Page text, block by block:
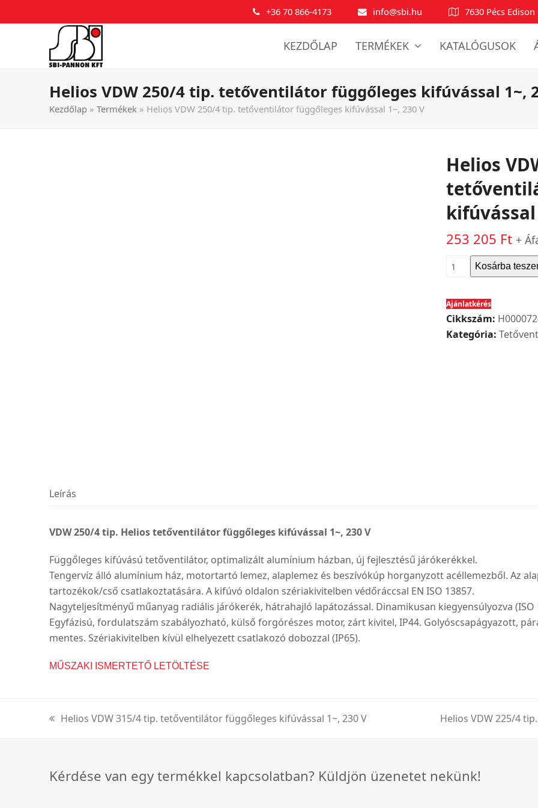
+36 70 866-4173 info@sbi.hu 7630 Pécs Edison
KEZDŐLAP TERMÉKEK KATALÓGUSOK
Helios VDW 250/4 tip. tetőventilátor függőleges kifúvással 1~,
Kezdőlap » Termékek » Helios VDW 250/4 tip. tetőventilátor függőleges kifúvással 1~, 230 V
Helios
kifúvással
253 205 Ft +
Helios
tip.
tetőventilátor
függőleges
Kosárba
Ajánlatkérés
Cikkszám:
Kategória:
Leírás
VDW 250/4 tip. Helios tetőventilátor függőleges kifúvással 1~, 230 V
Függőleges kifúvású tetőventilátor, optimalizált alumínium házban, új fejlesztésű járókerékkel.
Tengervíz álló alumínium ház, motortartó lemez, alaplemez és beszívókúp horganyzott acéllemezből. Az
tartozékok/cső csatlakoztatására. A kifúvó oldalon szériakivitelben védőráccsal EN ISO 13857.
Nagyteljesítményű műanyag radiális járókerék, hátrahajló lapátozással. Dinamikusan kiegyensúlyozva (ISO
Egyfázisú, fordulatszám szabályozható, külső forgórészes motor, zárt kivitel, IP44. Golyóscsapágyazott,
mentes. Szériakivitelben kívül elhelyezett csatlakozó dobozzal (IP65).
MŰSZAKI ISMERTETŐ LETÖLTÉSE
previous
Helios VDW 315/4 tip. tetőventilátor függőleges kifúvással 1~, 230 V
next
Helios VDW 225/4
Kérdése van egy termékkel kapcsolatban? Küldjön üzenetet nekünk!